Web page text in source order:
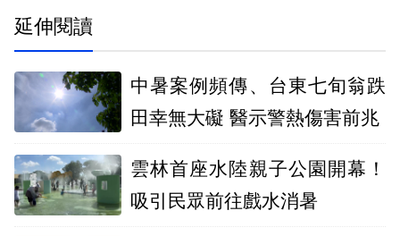
延伸閱讀
中暑案例頻傳、台東七旬翁跌
田幸無大礙 醫示警熱傷害前兆
雲林首座水陸親子公園開幕！
吸引民眾前往戲水消暑